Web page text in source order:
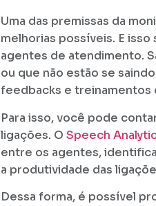
Uma das premissas da
melhorias possíveis. E
agentes de atendimento.
ou que não estão se
feedbacks e treinamentos
Para isso, você pode
ligações. O Speech
entre os agentes,
a produtividade das
Dessa forma, é possível